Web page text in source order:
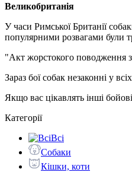
Великобританія
У часи Римської Британії
популярними розвагами були
"Акт жорстокого поводження
Зараз бої собак незаконні у
Якщо вас цікавлять інші
Категорії
Всі
Собаки
Кішки, коти